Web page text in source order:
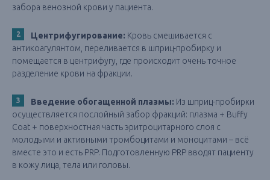
забора венозной крови у пациента.
Центрифугирование: Кровь смешивается с
антикоагулянтом, переливается в шприц-пробирку и
помещается в центрифугу, где происходит очень точное
разделение крови на фракции.
Введение обогащенной плазмы: Из шприц-пробирки
осуществляется послойный забор фракций: плазма + Buffy
Coat + поверхностная часть эритроцитарного слоя с
молодыми и активными тромбоцитами и моноцитами – всё
вместе это и есть PRP. Подготовленную PRP вводят пациенту
в кожу лица, тела или головы.